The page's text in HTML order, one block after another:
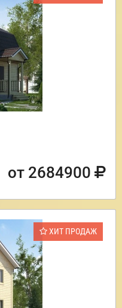
от 2684900
ХИТ ПРОДАЖ